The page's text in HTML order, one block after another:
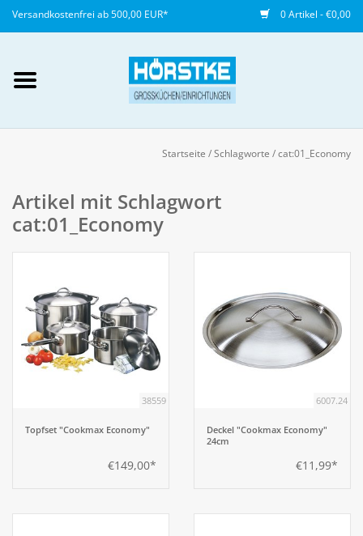
Versandkostenfrei ab 500,00 EUR* 0 Artikel - €0,00
anlegen
NEU
Buffet
Fingerfood
Startseite /Schlagworte /cat:01_Economy
Artikel mit Schlagwort
cat:01_Economy
38559
Topfset "Cookmax Economy"
€149,00*
6007.24
Deckel "Cookmax Economy"
24cm
€11,99*